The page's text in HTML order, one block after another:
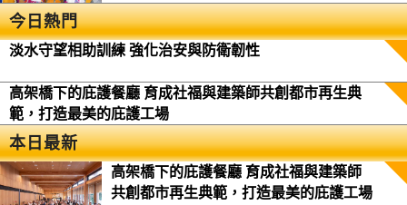
今日熱門
淡水守望相助訓練 強化治安與防衛韌性
高架橋下的庇護餐廳 育成社福與建築師共創都市再生典
範，打造最美的庇護工場
本日最新
高架橋下的庇護餐廳 育成社福與建築師
共創都市再生典範，打造最美的庇護工場